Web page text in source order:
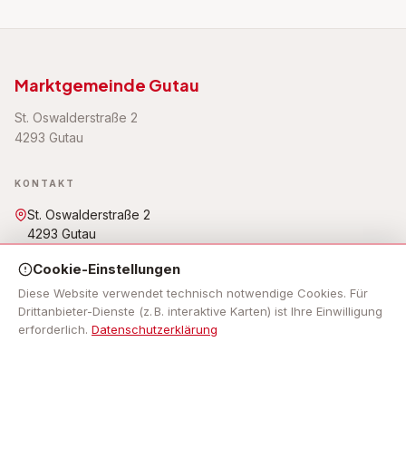
Marktgemeinde Gutau
St. Oswalderstraße 2
4293 Gutau
KONTAKT
St. Oswalderstraße 2
4293 Gutau
gemeinde@gutau.ooe.gv.at
Öffnungszeiten: Mo - Fr: 7.30 Uhr bis 12.00 Uhr, Mo, Do: 13.00
Uhr bis 18.00 Uhr,
Cookie-Einstellungen
Diese Website verwendet technisch notwendige Cookies. Für
Drittanbieter-Dienste (z. B. interaktive Karten) ist Ihre Einwilligung
erforderlich. Datenschutzerklärung